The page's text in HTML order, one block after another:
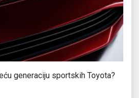
generaciju sportskih Toyota?